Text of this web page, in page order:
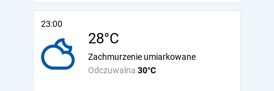
23:00
28°C
Odczuwalna 30°C
Zachmurzenie umiarkowane